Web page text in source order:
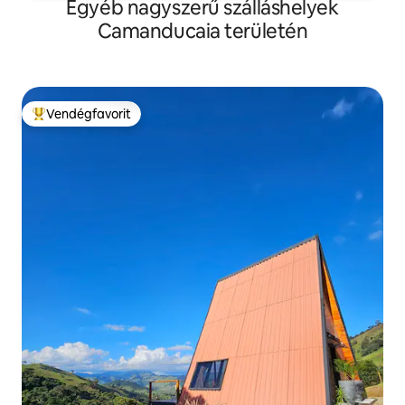
Egyéb nagyszerű szálláshelyek
Camanducaia területén
Kiemelt vendégfavorit
Vendégfavorit